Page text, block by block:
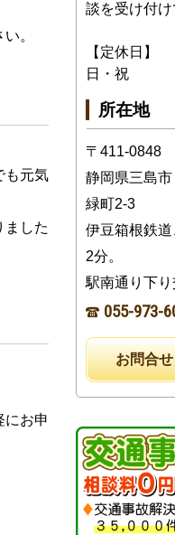
。
も元気
した
お申
談を受け付け
【定休日】
日・祝
所在地
〒411-0848
静岡県三島市
緑町2-3
伊豆箱根鉄
2分。
駅南通り下り
055-973-
お問合